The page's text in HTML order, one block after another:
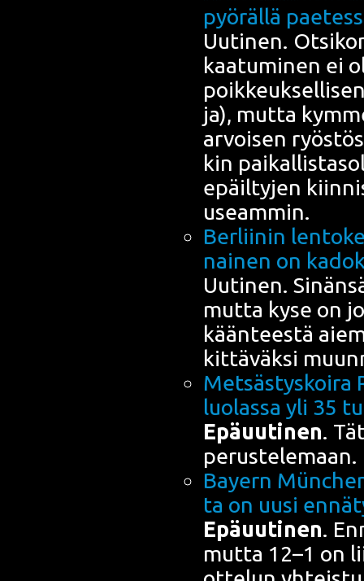
pyö­räl­lä
Uuti­nen.
kaa­tu­mi­nen ei
ja), mut­ta
arvoi­sen
kin
epäil­ty­jen
useammin.
Ber­lii­nin
nai­nen on
Uuti­nen.
mut­ta kyse on
kään­tees­tä
kit­tä­väk­si
Met­säs­tys­koi­ra
luo­las­sa yli 35
Epä­uu­ti­nen.
perustelemaan.
Bayern
ta on uusi
Epä­uu­ti­nen.
mut­ta 12–1 on